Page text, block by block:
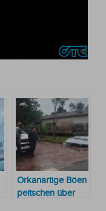
Orkanartige Böen
peitschen über